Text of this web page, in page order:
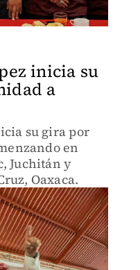
inicia su
a
su gira por
en
Juchitán y
Oaxaca.